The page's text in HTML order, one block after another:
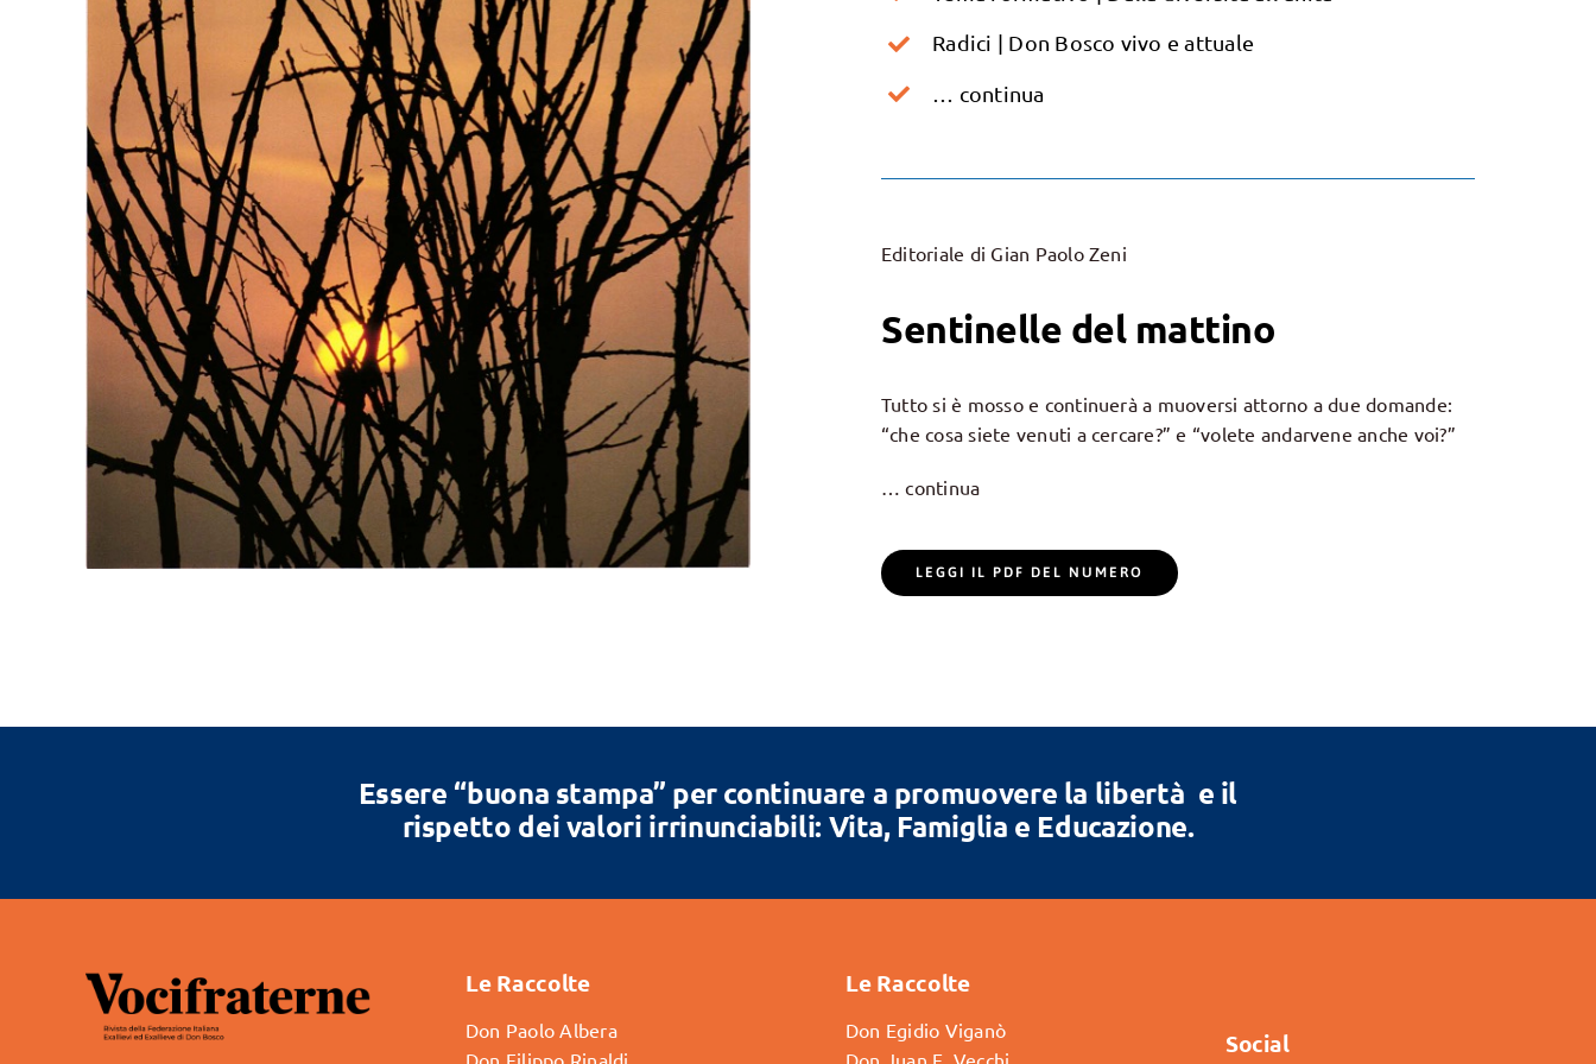
Radici | Don Bosco vivo e attuale
… continua
Editoriale di Gian Paolo Zeni
Sentinelle del mattino
Tutto si è mosso e continuerà a muoversi attorno a due domande:
“che cosa siete venuti a cercare?” e “volete andarvene anche voi?”
… continua
LEGGI IL PDF DEL NUMERO
Essere “buona stampa” per continuare a promuovere la libertà e il
rispetto dei valori irrinunciabili: Vita, Famiglia e Educazione.
Le Raccolte
Don Paolo Albera
Le Raccolte
Don Egidio Viganò
Social